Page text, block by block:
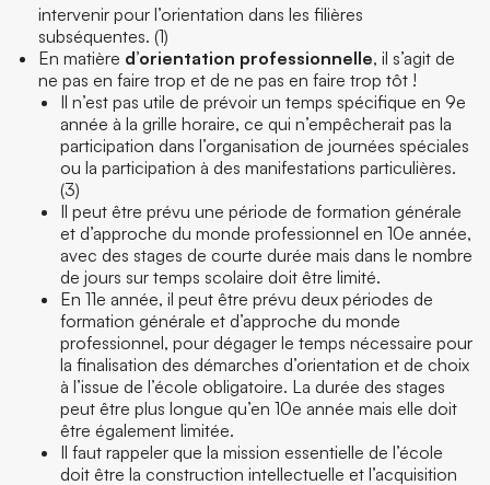
intervenir pour l’orientation dans les filières
subséquentes. (1)
En matière d’orientation professionnelle, il s’agit de
ne pas en faire trop et de ne pas en faire trop tôt !
Il n’est pas utile de prévoir un temps spécifique en 9e
année à la grille horaire, ce qui n’empêcherait pas la
participation dans l’organisation de journées spéciales
ou la participation à des manifestations particulières.
(3)
Il peut être prévu une période de formation générale
et d’approche du monde professionnel en 10e année,
avec des stages de courte durée mais dans le nombre
de jours sur temps scolaire doit être limité.
En 11e année, il peut être prévu deux périodes de
formation générale et d’approche du monde
professionnel, pour dégager le temps nécessaire pour
la finalisation des démarches d’orientation et de choix
à l’issue de l’école obligatoire. La durée des stages
peut être plus longue qu’en 10e année mais elle doit
être également limitée.
Il faut rappeler que la mission essentielle de l’école
doit être la construction intellectuelle et l’acquisition